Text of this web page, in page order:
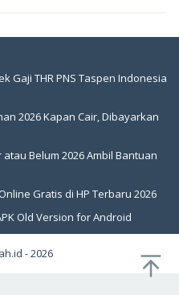
Gaji THR PNS Taspen Indonesia
2026 Kapan Cair, Dibayarkan
atau Belum 2026 Ambil Bantuan
Gratis di HP Terbaru 2026
Old Version for Android
- 2026